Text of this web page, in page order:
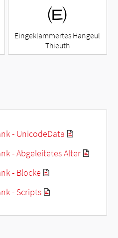
㈋
Eingeklammertes Hangeul
Thieuth
- UnicodeData
- Abgeleitetes Alter
- Blöcke
- Scripts